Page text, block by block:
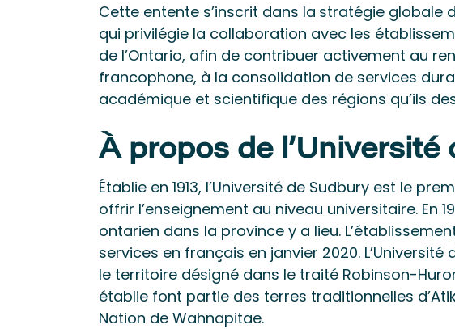
Cette entente s’inscrit dans la stratégie globale
qui privilégie la collaboration avec les
de l’Ontario, afin de contribuer activement au
francophone, à la consolidation de services
académique et scientifique des régions qu’ils
À propos de l’Université
Établie en 1913, l’Université de Sudbury est le
offrir l’enseignement au niveau universitaire. En
ontarien dans la province y a lieu.
services en français en janvier 2020.
le territoire désigné dans le traité Robinson-
établie font partie des terres traditionnelles
Nation de Wahnapitae.